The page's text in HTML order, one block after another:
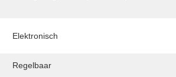
Elektronisch
Regelbaar